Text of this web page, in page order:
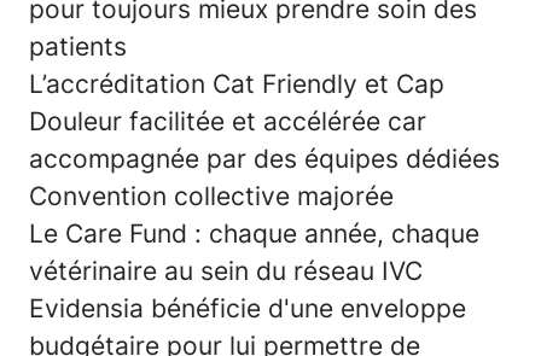
pour toujours mieux prendre soin des
patients
L’accréditation Cat Friendly et Cap
Douleur facilitée et accélérée car
accompagnée par des équipes dédiées
Convention collective majorée
Le Care Fund : chaque année, chaque
vétérinaire au sein du réseau IVC
Evidensia bénéficie d'une enveloppe
budgétaire pour lui permettre de